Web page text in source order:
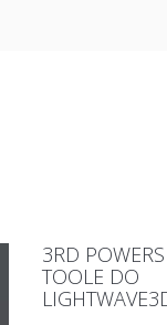
3RD
TOOLE DO